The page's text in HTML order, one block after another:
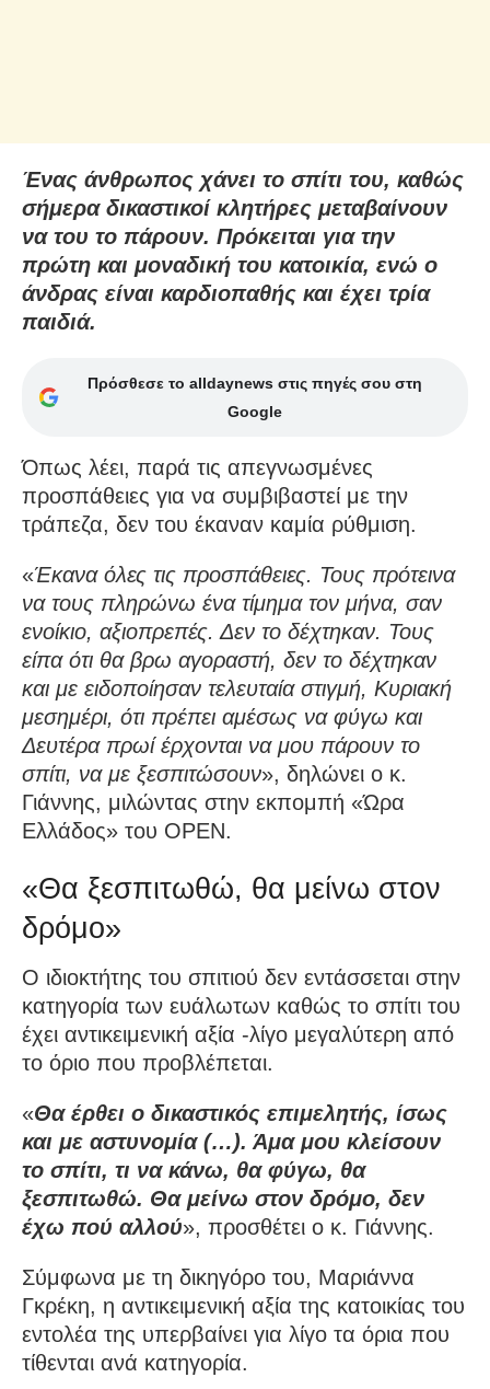
Ένας άνθρωπος χάνει το σπίτι του, καθώς
σήμερα δικαστικοί κλητήρες μεταβαίνουν
να του το πάρουν. Πρόκειται για την
πρώτη και μοναδική του κατοικία, ενώ ο
άνδρας είναι καρδιοπαθής και έχει τρία
παιδιά.
Πρόσθεσε το alldaynews στις πηγές σου στη
Google
Όπως λέει, παρά τις απεγνωσμένες
προσπάθειες για να συμβιβαστεί με την
τράπεζα, δεν του έκαναν καμία ρύθμιση.
«Έκανα όλες τις προσπάθειες. Τους πρότεινα
να τους πληρώνω ένα τίμημα τον μήνα, σαν
ενοίκιο, αξιοπρεπές. Δεν το δέχτηκαν. Τους
είπα ότι θα βρω αγοραστή, δεν το δέχτηκαν
και με ειδοποίησαν τελευταία στιγμή, Κυριακή
μεσημέρι, ότι πρέπει αμέσως να φύγω και
Δευτέρα πρωί έρχονται να μου πάρουν το
σπίτι, να με ξεσπιτώσουν», δηλώνει ο κ.
Γιάννης, μιλώντας στην εκπομπή «Ώρα
Ελλάδος» του OPEN.
«Θα ξεσπιτωθώ, θα μείνω στον
δρόμο»
Ο ιδιοκτήτης του σπιτιού δεν εντάσσεται στην
κατηγορία των ευάλωτων καθώς το σπίτι του
έχει αντικειμενική αξία -λίγο μεγαλύτερη από
το όριο που προβλέπεται.
«Θα έρθει ο δικαστικός επιμελητής, ίσως
και με αστυνομία (…). Άμα μου κλείσουν
το σπίτι, τι να κάνω, θα φύγω, θα
ξεσπιτωθώ. Θα μείνω στον δρόμο, δεν
έχω πού αλλού», προσθέτει ο κ. Γιάννης.
Σύμφωνα με τη δικηγόρο του, Μαριάννα
Γκρέκη, η αντικειμενική αξία της κατοικίας του
εντολέα της υπερβαίνει για λίγο τα όρια που
τίθενται ανά κατηγορία.